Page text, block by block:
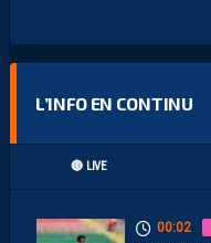
L’INFO EN CONTINU
🔴 LIVE
00:02